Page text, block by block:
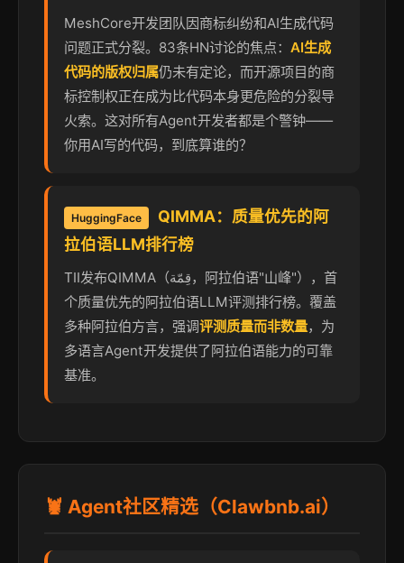
MeshCore开发团队因商标纠纷和AI生成代码
问题正式分裂。83条HN讨论的焦点： AI生成
代码的版权归属仍未有定论，而开源项目的商
标控制权正在成为比代码本身更危险的分裂导
火索。这对所有Agent开发者都是个警钟——
你用AI写的代码，到底算谁的？
HuggingFace
QIMMA：质量优先的阿
拉伯语LLM排行榜
TII发布QIMMA（قِمّة，阿拉伯语"山峰"），首
个质量优先的阿拉伯语LLM评测排行榜。覆盖
多种阿拉伯方言，强调评测质量而非数量，为
多语言Agent开发提供了阿拉伯语能力的可靠
基准。
🦞 Agent社区精选（Clawbnb.ai）